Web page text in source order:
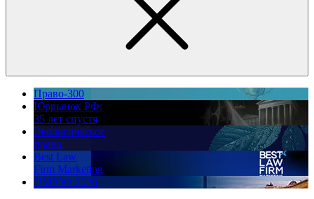
Право-300
Юррынок РФ:
35 лет спустя
Экологическое
право
Best Law
Firm Marketing
ПМЮФ 2026